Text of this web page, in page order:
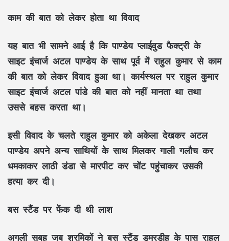
काम की बात को लेकर होता था विवाद
यह बात भी सामने आई है कि पाण्डेय प्लाईवुड फैक्ट्री के
साइट इंचार्ज अटल पाण्डेय के साथ पूर्व में राहुल कुमार से काम
की बात को लेकर विवाद हुआ था। कार्यस्थल पर राहुल कुमार
साइट इंचार्ज अटल पांडे की बात को नहीं मानता था तथा
उससे बहस करता था।
इसी विवाद के चलते राहुल कुमार को अकेला देखकर अटल
पाण्डेय अपने अन्य साथियों के साथ मिलकर गाली गलौच कर
धमकाकर लाठी डंडा से मारपीट कर चोंट पहुंचाकर उसकी
हत्या कर दी।
बस स्टैंड पर फेंक दी थी लाश